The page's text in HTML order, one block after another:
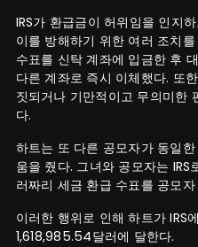
IRS가 환급금이 허위임을 인지
이를 방해하기 위한 여러 조치
수표를 신탁 계좌에 입금한 후
다른 계좌로 즉시 이체했다. 또
짓되거나 기만적이고 무의미한
다.
하트는 또 다른 공모자가 동일
움을 줬다. 그녀와 공모자는
러짜리 세금 환급 수표를 공모
이러한 행위로 인해 하트가 IRS
1,618,985.54달러에 달한다.